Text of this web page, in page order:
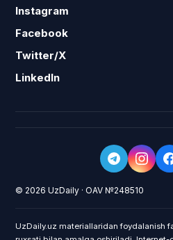
Instagram
Facebook
Twitter/X
LinkedIn
© 2026 UzDaily · OAV №248510
UzDaily.uz materiallaridan foydalanish